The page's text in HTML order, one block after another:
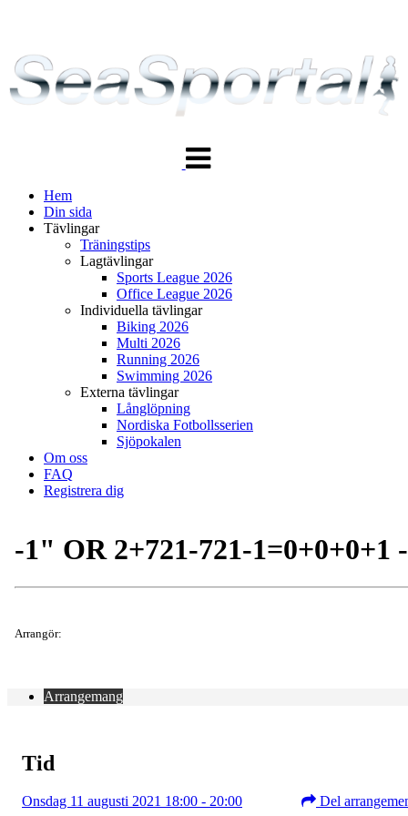
navigering
Hem
Din sida
Tävlingar
Träningstips
Lagtävlingar
Sports League 2026
Office League 2026
Individuella tävlingar
Biking 2026
Multi 2026
Running 2026
Swimming 2026
Externa tävlingar
Långlöpning
Nordiska Fotbollsserien
Sjöpokalen
Om oss
FAQ
Registrera dig
-1" OR 2+721-721-1=0+0+0+1
Arrangör:
Arrangemang
Tid
Onsdag 11 augusti 2021 18:00 - 20:00 Del